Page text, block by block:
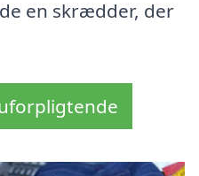
en skrædder, der